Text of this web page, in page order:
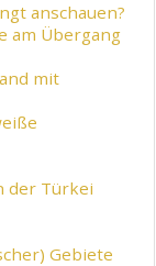
anschauen?
am Übergang
mit
der Türkei
Gebiete